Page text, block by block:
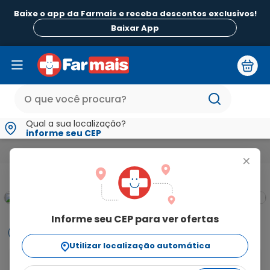
Baixe o app da Farmais e receba descontos exclusivos!
Baixar App
Qual a sua localização?
informe seu CEP
+
Informe seu CEP para ver ofertas
Utilizar localização automática
Curativos
Informações
Descrição As Ataduras de Crepe Cysne são